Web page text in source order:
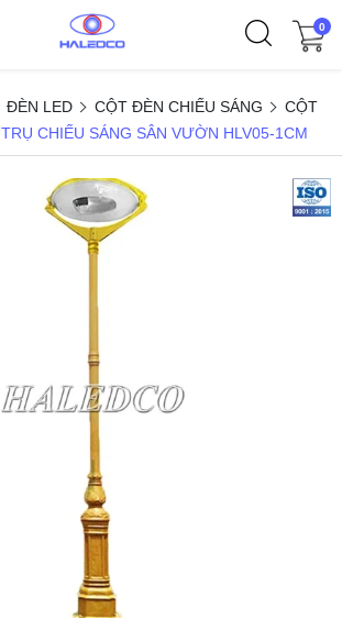
0
ĐÈN LED CỘT ĐÈN CHIẾU SÁNG
CỘT
TRỤ CHIẾU SÁNG SÂN VƯỜN HLV05-1CM